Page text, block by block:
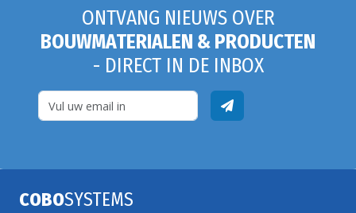
ONTVANG NIEUWS OVER
BOUWMATERIALEN & PRODUCTEN
- DIRECT IN DE INBOX
COBOSYSTEMS